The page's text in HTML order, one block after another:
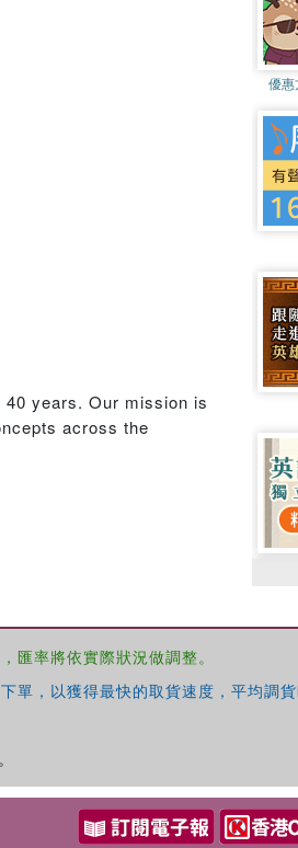
years. Our mission is
across the
優惠
匯率將依實際狀況做調整。
，以獲得最快的取貨速度，平均調貨